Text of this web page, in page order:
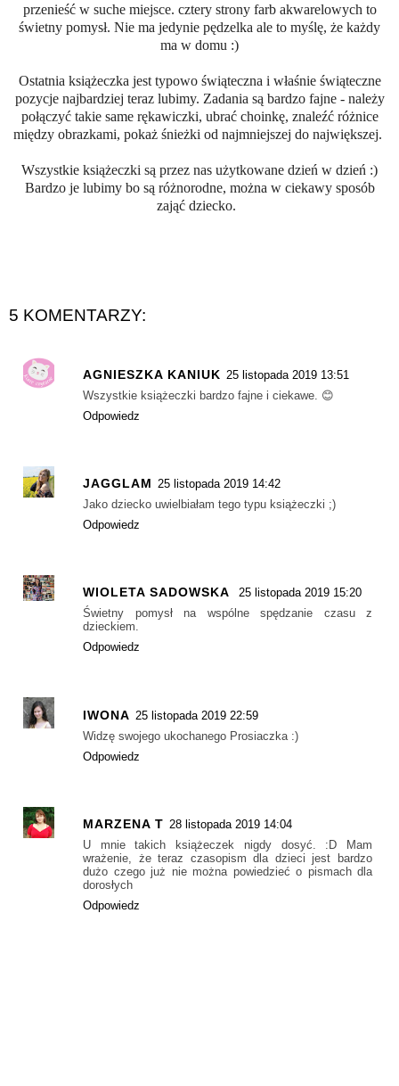
przenieść w suche miejsce. cztery strony farb akwarelowych to
świetny pomysł. Nie ma jedynie pędzelka ale to myślę, że każdy
ma w domu :)
Ostatnia książeczka jest typowo świąteczna i właśnie świąteczne
pozycje najbardziej teraz lubimy. Zadania są bardzo fajne - należy
połączyć takie same rękawiczki, ubrać choinkę, znaleźć różnice
między obrazkami, pokaż śnieżki od najmniejszej do największej.
Wszystkie książeczki są przez nas użytkowane dzień w dzień :)
Bardzo je lubimy bo są różnorodne, można w ciekawy sposób
zająć dziecko.
5 KOMENTARZY:
AGNIESZKA KANIUK 25 listopada 2019 13:51
Wszystkie książeczki bardzo fajne i ciekawe. 😊
Odpowiedz
JAGGLAM 25 listopada 2019 14:42
Jako dziecko uwielbiałam tego typu książeczki ;)
Odpowiedz
WIOLETA SADOWSKA
25 listopada 2019 15:20
Świetny pomysł na wspólne spędzanie czasu z
dzieckiem.
Odpowiedz
IWONA 25 listopada 2019 22:59
Widzę swojego ukochanego Prosiaczka :)
Odpowiedz
MARZENA T 28 listopada 2019 14:04
U mnie takich książeczek nigdy dosyć. :D Mam
wrażenie, że teraz czasopism dla dzieci jest bardzo
dużo czego już nie można powiedzieć o pismach dla
dorosłych
Odpowiedz